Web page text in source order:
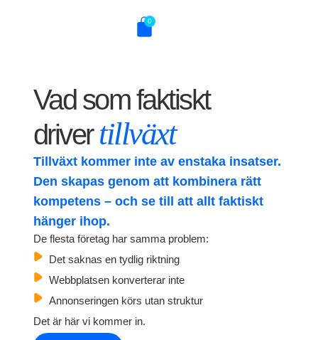
0
Vad som faktiskt
drivertillväxt
Tillväxt kommer inte av enstaka insatser.
Den skapas genom att kombinera rätt
kompetens – och se till att allt faktiskt
hänger ihop.
De flesta företag har samma problem:
Det saknas en tydlig riktning
Webbplatsen konverterar inte
Annonseringen körs utan struktur
Det är här vi kommer in.